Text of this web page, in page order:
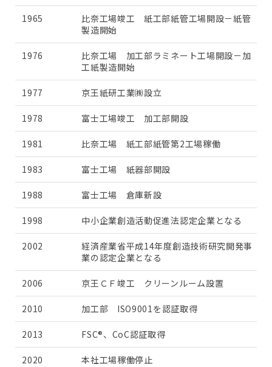
1965
比奈工場竣工 紙工部紙管工場開設－紙管
製造開始
1976
比奈工場 加工部ラミネート工場開設－加
工紙製造開始
1977 京王紙研工業㈱設立
1978 富士工場竣工 加工部開設
1981 比奈工場 紙工部紙管第2工場稼働
1983 富士工場 紙器部開設
1988 富士工場 倉庫新設
1998 中小企業創造活動促進法認定企業となる
2002
経済産業省平成14年度創造技術研究開発事
業の認定企業となる
2006 京王ＣＦ竣工 クリーンルーム設置
2010 加工部 ISO9001を認証取得
2013 FSC®、CoC認証取得
2020 本社工場稼働停止